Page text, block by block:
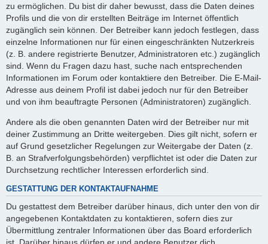
zu ermöglichen. Du bist dir daher bewusst, dass die Daten deines
Profils und die von dir erstellten Beiträge im Internet öffentlich
zugänglich sein können. Der Betreiber kann jedoch festlegen, dass
einzelne Informationen nur für einen eingeschränkten Nutzerkreis
(z. B. andere registrierte Benutzer, Administratoren etc.) zugänglich
sind. Wenn du Fragen dazu hast, suche nach entsprechenden
Informationen im Forum oder kontaktiere den Betreiber. Die E-Mail-
Adresse aus deinem Profil ist dabei jedoch nur für den Betreiber
und von ihm beauftragte Personen (Administratoren) zugänglich.
Andere als die oben genannten Daten wird der Betreiber nur mit
deiner Zustimmung an Dritte weitergeben. Dies gilt nicht, sofern er
auf Grund gesetzlicher Regelungen zur Weitergabe der Daten (z.
B. an Strafverfolgungsbehörden) verpflichtet ist oder die Daten zur
Durchsetzung rechtlicher Interessen erforderlich sind.
GESTATTUNG DER KONTAKTAUFNAHME
Du gestattest dem Betreiber darüber hinaus, dich unter den von dir
angegebenen Kontaktdaten zu kontaktieren, sofern dies zur
Übermittlung zentraler Informationen über das Board erforderlich
ist. Darüber hinaus dürfen er und andere Benutzer dich